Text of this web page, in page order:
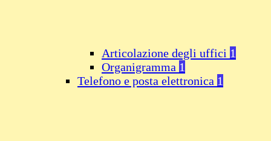
Articolazione degli uffici 1
Organigramma 1
Telefono e posta elettronica 1